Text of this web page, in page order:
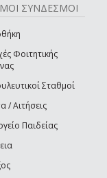
ΣΥΝΔΕΣΜΟΙ
Φοιτητικής
Σταθμοί
/ Αιτήσεις
Παιδείας